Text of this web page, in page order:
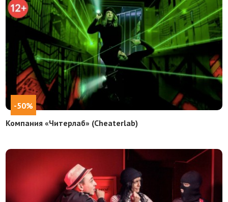
-50%
Компания «Читерлаб» (Cheaterlab)